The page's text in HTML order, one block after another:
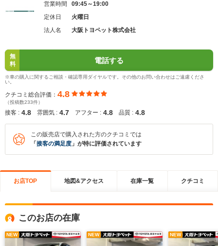
営業時間
09:45～19:00
定休日
火曜日
法人名
大阪トヨペット株式会社
無
料
電話する
※車の購入に関するご相談・確認専用ダイヤルです。その他のお問い合わせはご遠慮くださ
い。
クチコミ総合評価： 4.8
（投稿数233件）
接客 : 4.8 雰囲気 : 4.7 アフター : 4.8 品質 : 4.8
この販売店で購入された方のクチコミでは
「 接客の満足度 」が特に評価されています
お店TOP 地図&アクセス 在庫一覧 クチコミ
このお店の在庫
NEW NEW NEW